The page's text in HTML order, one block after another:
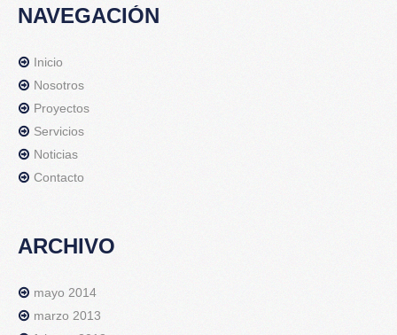
NAVEGACIÓN
Inicio
Nosotros
Proyectos
Servicios
Noticias
Contacto
ARCHIVO
mayo 2014
marzo 2013